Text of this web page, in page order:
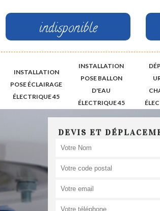
indisponible
INSTALLATION
POSE ÉCLAIRAGE
ÉLECTRIQUE 45
INSTALLATION
POSE BALLON
D'EAU
ÉLECTRIQUE 45
DEVIS ET